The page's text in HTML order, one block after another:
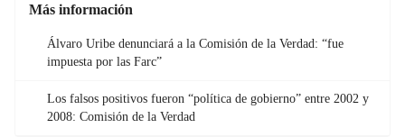
Más información
Álvaro Uribe denunciará a la Comisión de la Verdad: “fue
impuesta por las Farc”
Los falsos positivos fueron “política de gobierno” entre 2002 y
2008: Comisión de la Verdad